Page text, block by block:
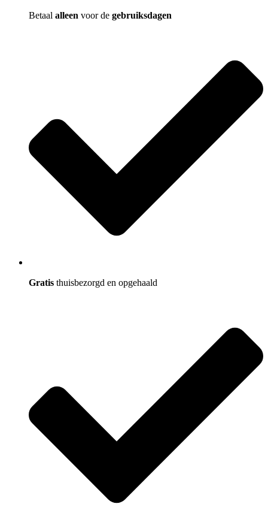
Betaal alleen voor de gebruiksdagen
Gratis thuisbezorgd en opgehaald